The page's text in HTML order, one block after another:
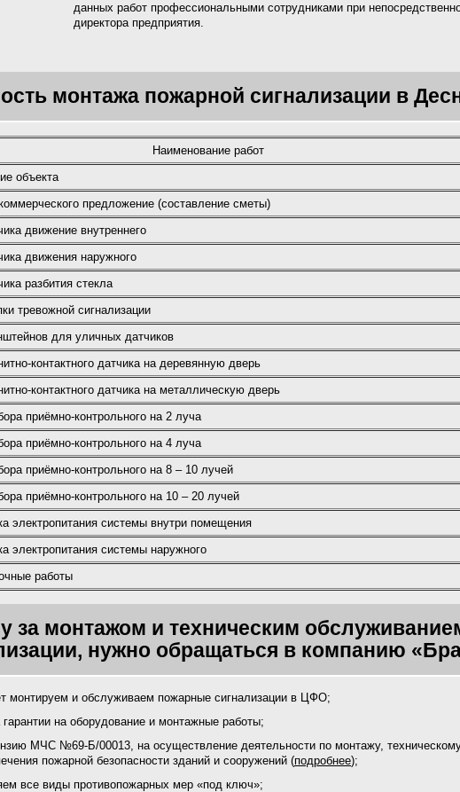
данных работ профессиональными сотрудниками при
директора предприятия.
монтажа пожарной сигнализации в
Наименование работ
объекта
предложение (составление сметы)
движение внутреннего
движения наружного
разбития стекла
тревожной сигнализации
для уличных датчиков
контактного датчика на деревянную дверь
контактного датчика на металлическую дверь
приёмно-контрольного на 2 луча
приёмно-контрольного на 4 луча
приёмно-контрольного на 8 – 10 лучей
приёмно-контрольного на 10 – 20 лучей
электропитания системы внутри помещения
электропитания системы наружного
работы
за монтажом и техническим
нужно обращаться в компанию
монтируем и обслуживаем пожарные сигнализации в ЦФО;
на оборудование и монтажные работы;
МЧС №69-Б/00013, на осуществление деятельности по монтажу,
пожарной безопасности зданий и сооружений (подробнее);
все виды противопожарных мер «под ключ»;